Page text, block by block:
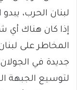
لبنان الحرب،
إذا كان هناك أي
المخاطر على
جديدة في
لتوسيع الجبهة